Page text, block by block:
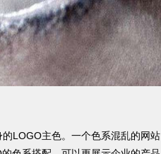
LOGO主色。一个色系混乱的网站